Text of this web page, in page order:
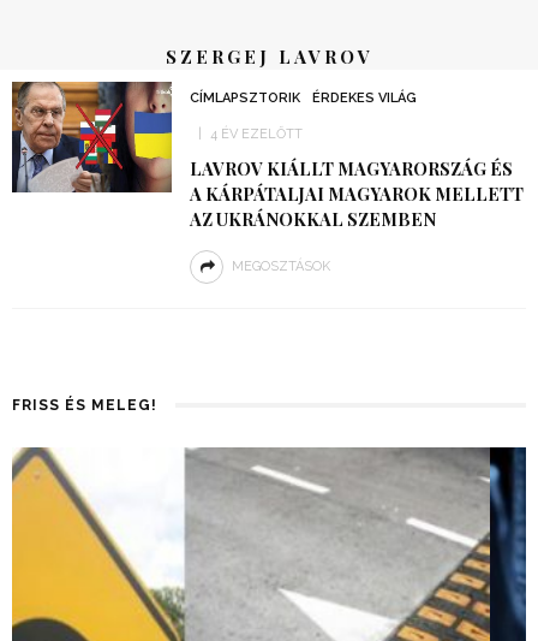
SZERGEJ LAVROV
CÍMLAPSZTORIK ÉRDEKES VILÁG
4 ÉV EZELŐTT
LAVROV KIÁLLT MAGYARORSZÁG ÉS
A KÁRPÁTALJAI MAGYAROK MELLETT
AZ UKRÁNOKKAL SZEMBEN
MEGOSZTÁSOK
FRISS ÉS MELEG!